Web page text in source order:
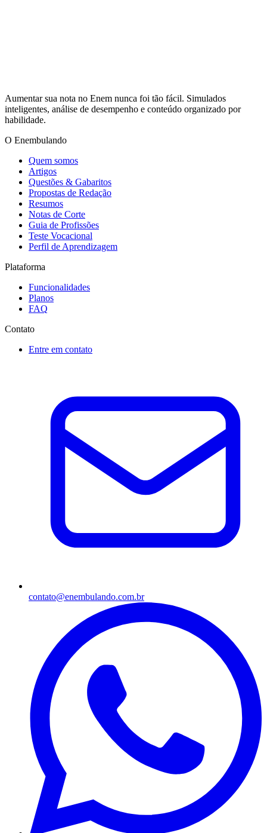
Aumentar sua nota no Enem nunca foi tão fácil. Simulados
inteligentes, análise de desempenho e conteúdo organizado por
habilidade.
O Enembulando
Quem somos
Artigos
Questões & Gabaritos
Propostas de Redação
Resumos
Notas de Corte
Guia de Profissões
Teste Vocacional
Perfil de Aprendizagem
Plataforma
Funcionalidades
Planos
FAQ
Contato
Entre em contato
contato@enembulando.com.br